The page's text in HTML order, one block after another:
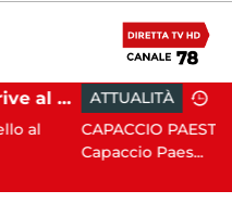
15:05
PAESTUM. Incisiva
Paes...